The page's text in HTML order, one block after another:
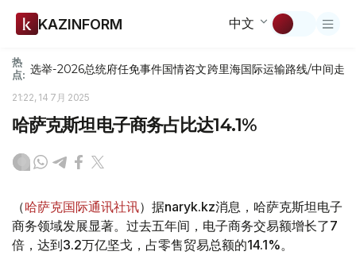
KAZINFORM 中文
热
点: 选举-2026总统府任免事件国情咨文跨里海国际运输路线/中间走廊
21:22, 14 7月 2025
哈萨克斯坦电子商务占比达14.1%
（哈萨克国际通讯社讯）据naryk.kz消息，哈萨克斯坦电子
商务领域发展显著。过去五年间，电子商务交易额增长了7
倍，达到3.2万亿坚戈，占零售贸易总额的14.1%。